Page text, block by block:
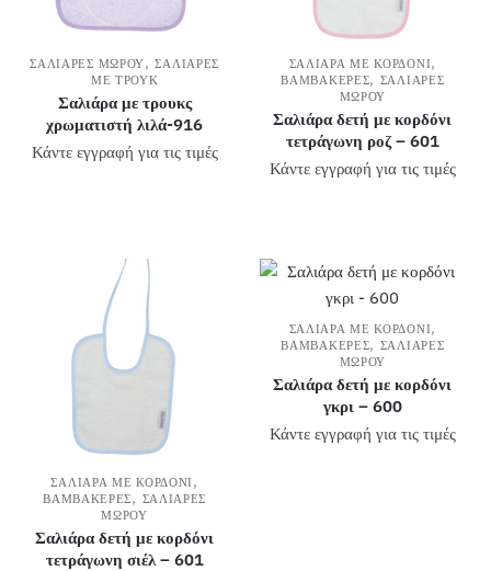
ΣΑΛΙΆΡΕΣ ΜΩΡΟΎ,ΣΑΛΙΆΡΕΣ
ΜΕ ΤΡΟΎΚ
Σαλιάρα με τρουκς
χρωματιστή λιλά-916
Κάντε εγγραφή για τις τιμές
ΣΑΛΙΆΡΑ ΜΕ ΚΟΡΔΌΝΙ,
ΒΑΜΒΑΚΕΡΈΣ, ΣΑΛΙΆΡΕΣ
ΜΩΡΟΎ
Σαλιάρα δετή με κορδόνι
τετράγωνη ροζ – 601
Κάντε εγγραφή για τις τιμές
ΣΑΛΙΆΡΑ ΜΕ ΚΟΡΔΌΝΙ ,
ΒΑΜΒΑΚΕΡΈΣ, ΣΑΛΙΆΡΕΣ
ΜΩΡΟΎ
Σαλιάρα δετή με κορδόνι
τετράγωνη σιέλ – 601
ΣΑΛΙΆΡΑ ΜΕ ΚΟΡΔΌΝΙ,
ΒΑΜΒΑΚΕΡΈΣ, ΣΑΛΙΆΡΕΣ
ΜΩΡΟΎ
Σαλιάρα δετή με κορδόνι
γκρι – 600
Κάντε εγγραφή για τις τιμές